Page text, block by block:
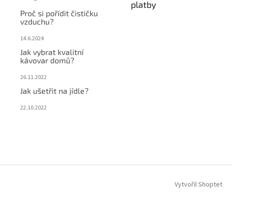
Proč si pořídit čističku
vzduchu?
14.6.2024
Jak vybrat kvalitní
kávovar domů?
26.11.2022
Jak ušetřit na jídle?
22.10.2022
platby
Vytvořil Shoptet